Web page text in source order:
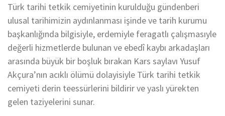
Türk tarihi tetkik cemiyetinin kurulduğu gündenberi
ulusal tarihimizin aydınlanması işinde ve tarih kurumu
başkanlığında bilgisiyle, erdemiyle feragatlı çalışmasıyle
değerli hizmetlerde bulunan ve ebedî kaybı arkadaşları
arasında büyük bir boşluk bırakan Kars saylavı Yusuf
Akçura’nın acıklı ölümü dolayisiyle Türk tarihi tetkik
cemiyeti derin teessürlerini bildirir ve yaslı yürekten
gelen taziyelerini sunar.